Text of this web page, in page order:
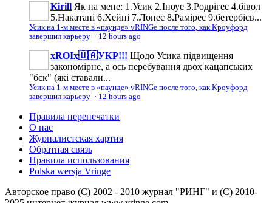
Kirill Як на мене: 1.Усик 2.Іноуе 3.Родрігес 4.бівол
5.Накатані 6.Хейні 7.Лопес 8.Рамірес 9.бетербієв...
Усик на 1-м месте в «паунде» vRINGe после того, как Кроуфорд
завершил карьеру · 12 hours ago
xROIx🇺🇦УКР!!! Щодо Усика підвищення
закономірне, а ось перебування двох кацапських
"бєк" (які ставали...
Усик на 1-м месте в «паунде» vRINGe после того, как Кроуфорд
завершил карьеру · 12 hours ago
Правила перепечатки
О нас
Журналистская хартия
Обратная связь
Правила использования
Polska wersja Vringe
Авторское право (С) 2002 - 2010 журнал "РИНГ" и (С) 2010-